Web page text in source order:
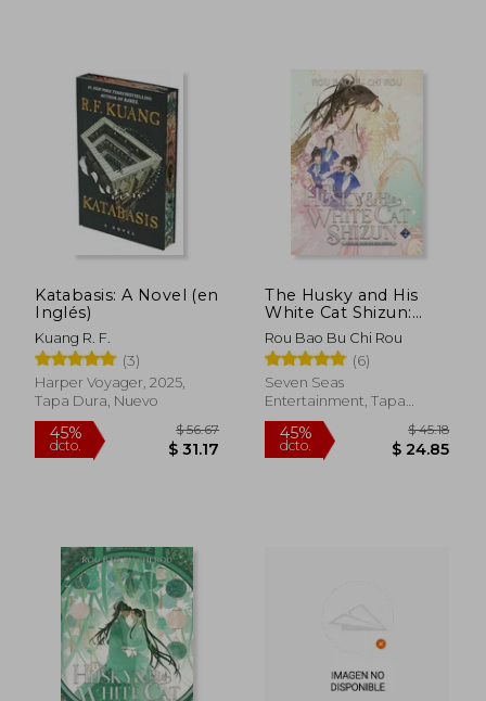
40%
$ 29.00
45%
dcto.
45%
dcto.
$ 49.80
$ 27.39
Katabasis: A Novel (en
Inglés)
Kuang R. F.
(3)
Harper Voyager, 2025,
Tapa Dura, Nuevo
The Husky and His
White Cat Shizun:
Erha He Ta de Bai
Mao Shizun (Novel)
Vol. 2 (en Inglés)
Rou Bao Bu Chi Rou
(6)
Seven Seas
Entertainment, Tapa
Blanda, Nuevo